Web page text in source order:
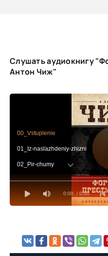
Слушать аудиокнигу
Антон Чиж"
0:00 / 0:00
00_Vstuplenie
01_Iz-naslazhdeniy-zhizni
02_Pir-chumy
03_Uzhasnye-serdtsa
04_Sovsem-gotov-uzh-rekviem